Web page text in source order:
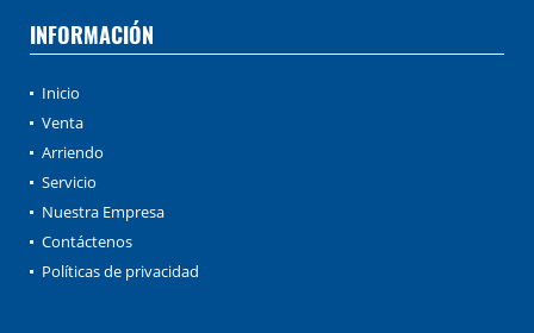
INFORMACIÓN
Inicio
Venta
Arriendo
Servicio
Nuestra Empresa
Contáctenos
Políticas de privacidad